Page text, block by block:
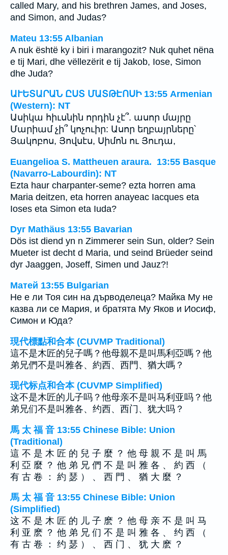
called Mary, and his brethren James, and Joses,
and Simon, and Judas?
Mateu 13:55 Albanian
A nuk është ky i biri i marangozit? Nuk quhet nëna
e tij Mari, dhe vëllezërit e tij Jakob, Iose, Simon
dhe Juda?
ԱՒԵՏԱՐԱՆ ԸՍՏ ՄԱՏԹԷՈՍԻ 13:55 Armenian
(Western): NT
Ասիկա հիւսնին որդին չէ՞. ասոր մայրը
Մարիամ չի՞ կոչուիր: Ասոր եղբայրները՝
Յակոբոս, Յովսէս, Սիմոն ու Յուդա,
Euangelioa S. Mattheuen araura. 13:55 Basque
(Navarro-Labourdin): NT
Ezta haur charpanter-seme? ezta horren ama
Maria deitzen, eta horren anayeac Iacques eta
Ioses eta Simon eta Iuda?
Dyr Mathäus 13:55 Bavarian
Dös ist diend yn n Zimmerer sein Sun, older? Sein
Mueter ist decht d Maria, und seind Brüeder seind
dyr Jaaggen, Joseff, Simen und Jauz?!
Матей 13:55 Bulgarian
Не е ли Тоя син на дърводелеца? Майка Му не
казва ли се Мария, и братята Му Яков и Иосиф,
Симон и Юда?
現代標點和合本 (CUVMP Traditional)
這不是木匠的兒子嗎？他母親不是叫馬利亞嗎？他
弟兄們不是叫雅各、約西、西門、猶大嗎？
现代标点和合本 (CUVMP Simplified)
这不是木匠的儿子吗？他母亲不是叫马利亚吗？他
弟兄们不是叫雅各、约西、西门、犹大吗？
馬 太 福 音 13:55 Chinese Bible: Union
(Traditional)
這 不 是 木 匠 的 兒 子 麼 ？ 他 母 親 不 是 叫 馬
利 亞 麼 ？ 他 弟 兄 們 不 是 叫 雅 各 、 約 西 （
有 古 卷 ： 約 瑟 ） 、 西 門 、 猶 大 麼 ？
馬 太 福 音 13:55 Chinese Bible: Union
(Simplified)
这 不 是 木 匠 的 儿 子 麽 ？ 他 母 亲 不 是 叫 马
利 亚 麽 ？ 他 弟 兄 们 不 是 叫 雅 各 、 约 西 （
有 古 卷 ： 约 瑟 ） 、 西 门 、 犹 大 麽 ？